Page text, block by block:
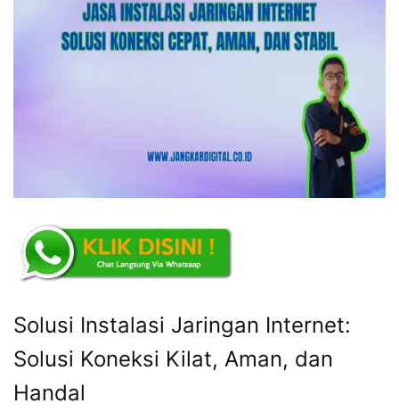
Solusi Instalasi Jaringan Internet:
Solusi Koneksi Kilat, Aman, dan
Handal